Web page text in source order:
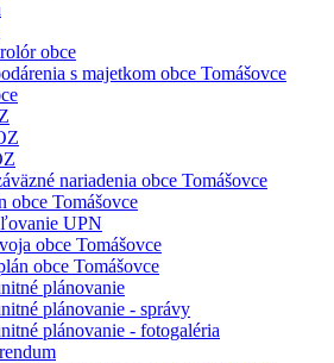
obce
s majetkom obce Tomášovce
nariadenia obce Tomášovce
obce Tomášovce
UPN
obce Tomášovce
obce Tomášovce
plánovanie
plánovanie - správy
plánovanie - fotogaléria